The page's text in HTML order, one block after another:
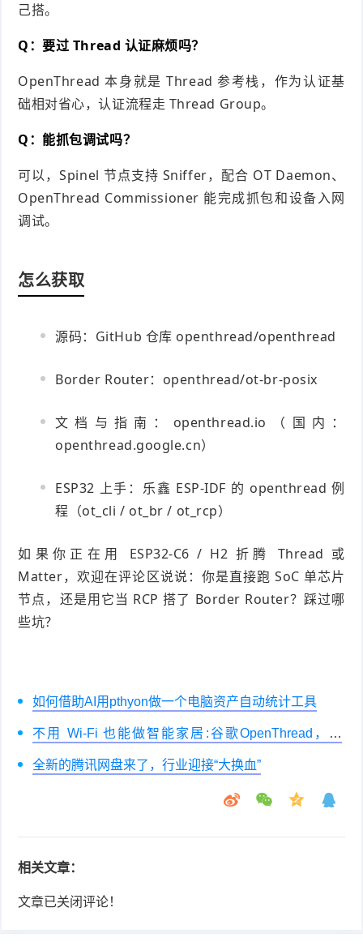
己搭。
Q：要过 Thread 认证麻烦吗？
OpenThread 本身就是 Thread 参考栈，作为认证基
础相对省心，认证流程走 Thread Group。
Q：能抓包调试吗？
可以，Spinel 节点支持 Sniffer，配合 OT Daemon、
OpenThread Commissioner 能完成抓包和设备入网
调试。
怎么获取
源码：GitHub 仓库 openthread/openthread
Border Router：openthread/ot-br-posix
文档与指南：openthread.io（国内：
openthread.google.cn）
ESP32 上手：乐鑫 ESP-IDF 的 openthread 例
程（ot_cli / ot_br / ot_rcp）
如果你正在用 ESP32-C6 / H2 折腾 Thread 或
Matter，欢迎在评论区说说：你是直接跑 SoC 单芯片
节点，还是用它当 RCP 搭了 Border Router？踩过哪
些坑？
如何借助AI用pthyon做一个电脑资产自动统计工具
不用 Wi-Fi 也能做智能家居:谷歌OpenThread，让
全新的腾讯网盘来了，行业迎接“大换血”
相关文章：
文章已关闭评论！